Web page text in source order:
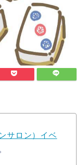
サロン）イベ